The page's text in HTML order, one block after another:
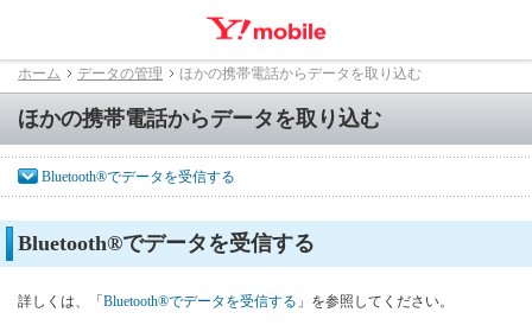
ホーム データの管理 ほかの携帯電話からデータを取り込む
ほかの携帯電話からデータを取り込む
Bluetooth®でデータを受信する
Bluetooth®でデータを受信する
詳しくは、「 Bluetooth®でデータを受信する 」を参照してください。